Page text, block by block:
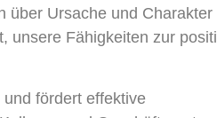
über Ursache und Charakter
unsere Fähigkeiten zur
fördert effektive